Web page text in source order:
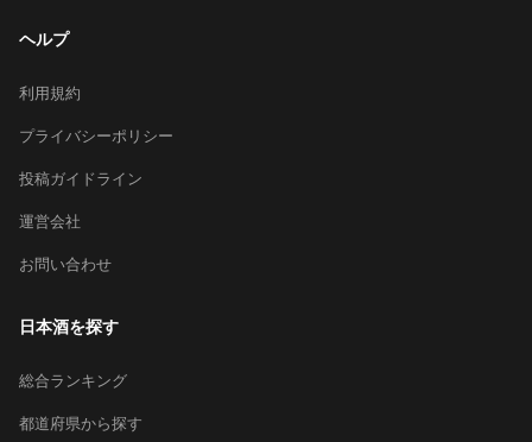
ヘルプ
利用規約
プライバシーポリシー
投稿ガイドライン
運営会社
お問い合わせ
日本酒を探す
総合ランキング
都道府県から探す